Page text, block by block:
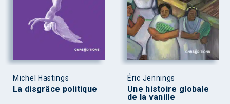
Michel Hastings
La disgrâce politique
Éric Jennings
Une histoire globale
de la vanille